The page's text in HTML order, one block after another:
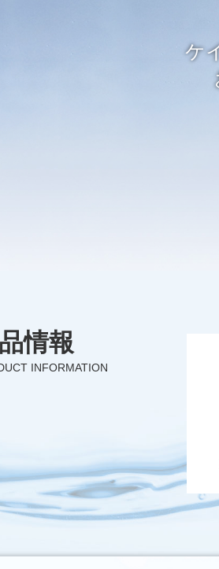
ケ
情報
INFORMATION